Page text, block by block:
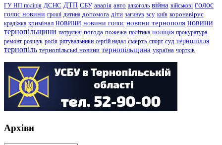
ГУ НП поліція ДСНС ДТП СБУ аварія авто алкоголь війна військові голос
голос новини гроші дитина допомога діти загинув зсу київ коронавірус
крадіжка кримінал новини новини голос новини тернополя новини
тернопільщини патрульні погода пожежа політика поліція прокуратура
ремонт розшук росія рятувальники сергій надал смерть спорт суд тернопілля
тернопіль тернопільські новини тернопільщина україна чортків
Архіви